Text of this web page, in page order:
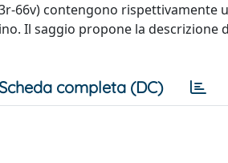
66v) contengono
Il saggio propone la descrizione
completa (DC)